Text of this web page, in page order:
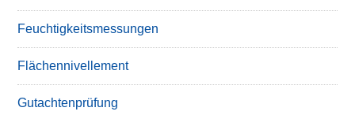
Feuchtigkeitsmessungen
Flächennivellement
Gutachtenprüfung